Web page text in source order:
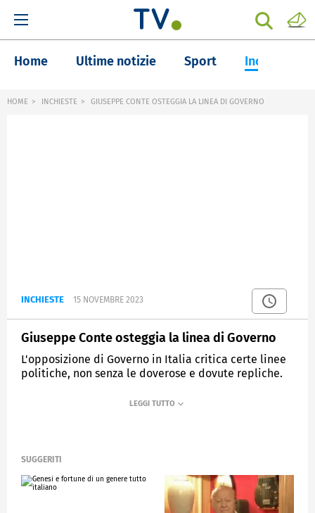
Home Ultime notizie Sport Inchieste
HOME INCHIESTE GIUSEPPE CONTE OSTEGGIA LA LINEA DI GOVERNO
INCHIESTE 15 NOVEMBRE 2023
Giuseppe Conte osteggia la linea di Governo
L'opposizione di Governo in Italia critica certe linee
politiche, non senza le doverose e dovute repliche.
STASERA ITALIA
SUGGERITI